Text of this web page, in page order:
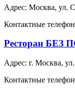
Адрес: Москва, ул.
Контактные
Ресторан БЕЗ
Адрес: г. Москва,
Контактные